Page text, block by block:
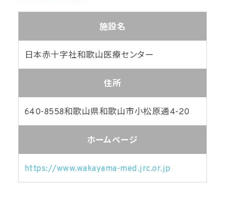
施設名
日本赤十字社和歌山医療センター
住所
640-8558和歌山県和歌山市小松原通4-20
ホームページ
https://www.wakayama-med.jrc.or.jp